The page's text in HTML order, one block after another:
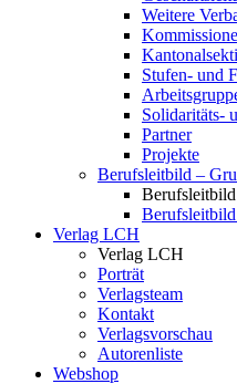
Weitere
Stufen- und
Solidaritäts-
Partner
Projekte
Berufsleitbild –
Verlag LCH
Verlag LCH
Porträt
Verlagsteam
Kontakt
Verlagsvorschau
Autorenliste
Webshop